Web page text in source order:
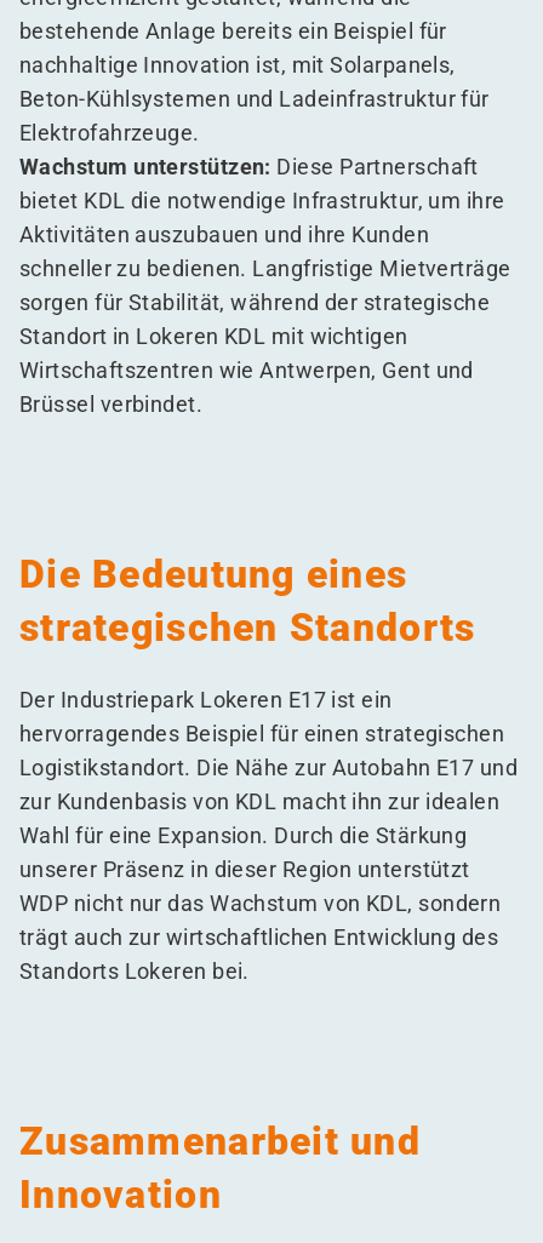
bestehende Anlage bereits ein Beispiel für
nachhaltige Innovation ist, mit Solarpanels,
Beton-Kühlsystemen und Ladeinfrastruktur für
Elektrofahrzeuge.
Wachstum unterstützen: Diese Partnerschaft
bietet KDL die notwendige Infrastruktur, um ihre
Aktivitäten auszubauen und ihre Kunden
schneller zu bedienen. Langfristige Mietverträge
sorgen für Stabilität, während der strategische
Standort in Lokeren KDL mit wichtigen
Wirtschaftszentren wie Antwerpen, Gent und
Brüssel verbindet.
Die Bedeutung eines
strategischen Standorts
Der Industriepark Lokeren E17 ist ein
hervorragendes Beispiel für einen strategischen
Logistikstandort. Die Nähe zur Autobahn E17 und
zur Kundenbasis von KDL macht ihn zur idealen
Wahl für eine Expansion. Durch die Stärkung
unserer Präsenz in dieser Region unterstützt
WDP nicht nur das Wachstum von KDL, sondern
trägt auch zur wirtschaftlichen Entwicklung des
Standorts Lokeren bei.
Zusammenarbeit und
Innovation